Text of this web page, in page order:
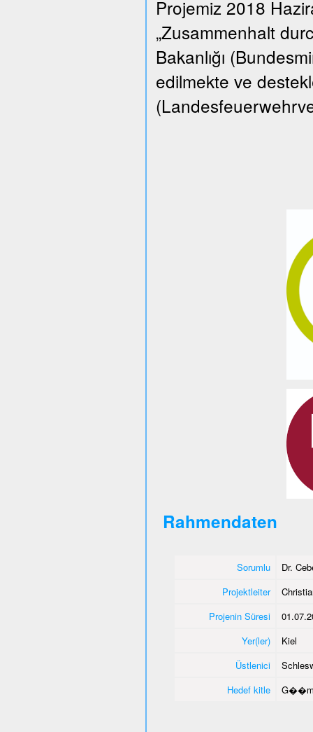
Projemiz 2018
„Zusammenhalt
Bakanlığı
edilmekte ve
Rahmendaten
Sorumlu
Dr.
Projektleiter
Projenin Süresi
Yer(ler)
Kiel
Üstlenici
Hedef kitle